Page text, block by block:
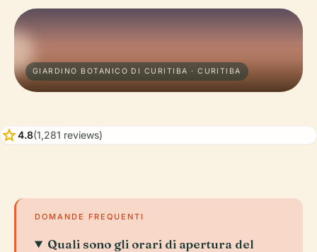
GIARDINO BOTANICO DI CURITIBA · CURITIBA
star4.8(1,281 reviews)
DOMANDE FREQUENTI
Quali sono gli orari di apertura del